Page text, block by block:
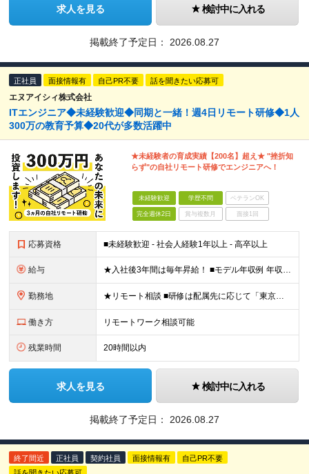
求人を見る 検討中に入れる
掲載終了予定日： 2026.08.27
正社員 面接情報有 自己PR不要 話を聞きたい応募可
エヌアイシィ株式会社
ITエンジニア◆未経験歓迎◆同期と一緒！週4日リモート研修◆1人
300万の教育予算◆20代が多数活躍中
★未経験者の育成実績【200名】超え★ "挫折知
らず"の自社リモート研修でエンジニアへ！
未経験歓迎 学歴不問 ベテランOK
完全週休2日 賞与複数月 面接1回
応募資格 ■未経験歓迎 - 社会人経験1年以上 - 高卒以上
給与 ★入社後3年間は毎年昇給！ ■モデル年収例 年収550万円／入社5年目／主任職／月給430,000円＋管理職業務手当28,000円/月 年収680万円／入社7年目／課長職／月給500,000円＋管理
勤務地 ★リモート相談 ■研修は配属先に応じて「東京本社ビル」または「大阪支店」で実施 ┗出社とリモートを併用し実施します ■研修後は当社所定のプロジェクト先 ■転居を伴う転勤はありません ＜関東＞ 東京
働き方 リモートワーク相談可能
残業時間 20時間以内
求人を見る 検討中に入れる
掲載終了予定日： 2026.08.27
終了間近 正社員 契約社員 面接情報有
自己PR不要